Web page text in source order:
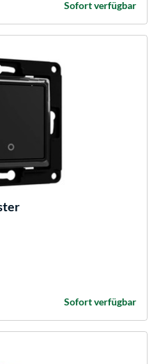
Sofort verfügbar
Sofort verfügbar